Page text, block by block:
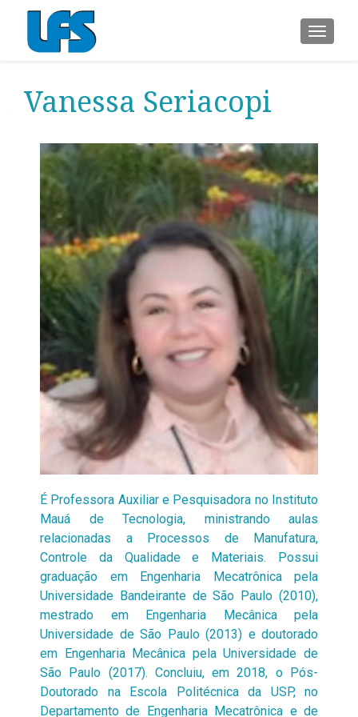
Vanessa Seriacopi
É Professora Auxiliar e Pesquisadora no Instituto
Mauá de Tecnologia, ministrando aulas
relacionadas a Processos de Manufatura,
Controle da Qualidade e Materiais. Possui
graduação em Engenharia Mecatrônica pela
Universidade Bandeirante de São Paulo (2010),
mestrado em Engenharia Mecânica pela
Universidade de São Paulo (2013) e doutorado
em Engenharia Mecânica pela Universidade de
São Paulo (2017). Concluiu, em 2018, o Pós-
Doutorado na Escola Politécnica da USP, no
Departamento de Engenharia Mecatrônica e de